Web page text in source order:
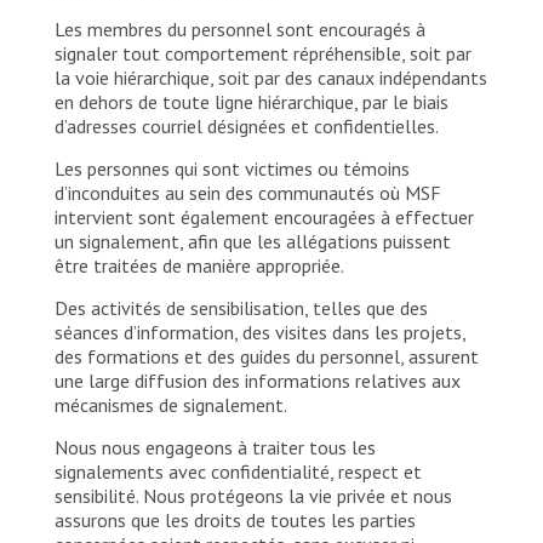
Les membres du personnel sont encouragés à
signaler tout comportement répréhensible, soit par
la voie hiérarchique, soit par des canaux indépendants
en dehors de toute ligne hiérarchique, par le biais
d’adresses courriel désignées et confidentielles.
Les personnes qui sont victimes ou témoins
d’inconduites au sein des communautés où MSF
intervient sont également encouragées à effectuer
un signalement, afin que les allégations puissent
être traitées de manière appropriée.
Des activités de sensibilisation, telles que des
séances d’information, des visites dans les projets,
des formations et des guides du personnel, assurent
une large diffusion des informations relatives aux
mécanismes de signalement.
Nous nous engageons à traiter tous les
signalements avec confidentialité, respect et
sensibilité. Nous protégeons la vie privée et nous
assurons que les droits de toutes les parties